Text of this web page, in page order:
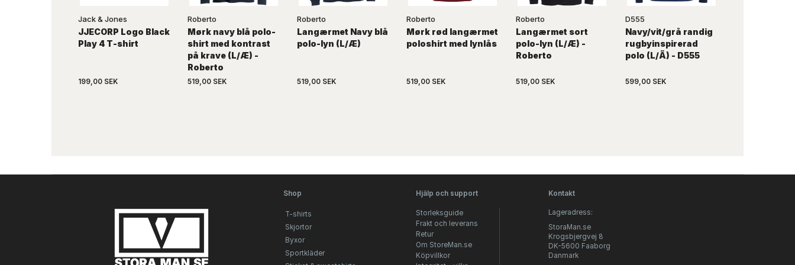
Jack & Jones
JJECORP Logo Black
Play 4 T-shirt
199,00 SEK
Roberto
Mørk navy blå polo-
shirt med kontrast
på krave (L/Æ) -
Roberto
519,00 SEK
Roberto
Langærmet Navy blå
polo-lyn (L/Æ)
519,00 SEK
Roberto
Mørk rød langærmet
poloshirt med lynlås
519,00 SEK
Roberto
Langærmet sort
polo-lyn (L/Æ) -
Roberto
519,00 SEK
D555
Navy/vit/grå randig
rugbyinspirerad
polo (L/Ä) - D555
599,00 SEK
Shop
T-shirts
Skjortor
Byxor
Sportkläder
Hjälp och support
Storleksguide
Frakt och leverans
Retur
Om StoreMan.se
Köpvillkor
Kontakt
Lageradress:
StoraMan.se
Krogsbjergvej 8
DK-5600 Faaborg
Danmark